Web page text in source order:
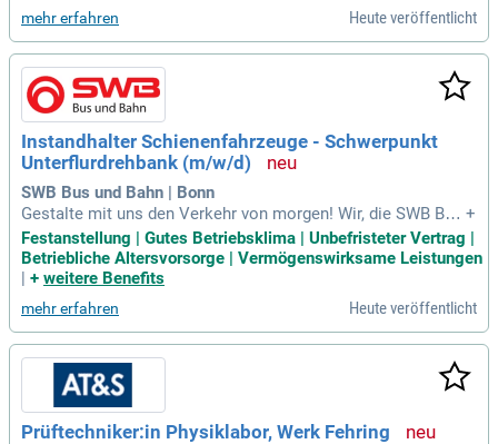
nau richtig.
mehr erfahren Heute veröffentlicht
Instandhalter Schienenfahrzeuge - Schwerpunkt
Unterflurdrehbank (m/w/d)
SWB Bus und Bahn | Bonn
Gestalte mit uns den Verkehr von morgen! Wir, die SWB Bus
und Bahn, sind als öffentlicher Nahverkehr die leidenschaftli
chen Gestalter der Mobilität.
+
Festanstellung | Gutes Betriebsklima | Unbefristeter Vertrag |
Betriebliche Altersvorsorge | Vermögenswirksame Leistungen
| + weitere Benefits
mehr erfahren Heute veröffentlicht
Prüftechniker:in Physiklabor, Werk Fehring